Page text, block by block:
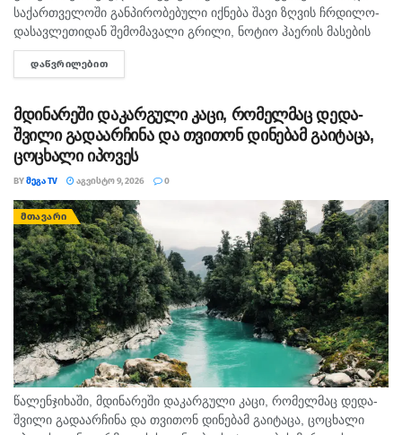
საქართველოში განპირობებული იქნება შავი ზღვის ჩრდილო-
დასავლეთიდან შემომავალი გრილი, ნოტიო ჰაერის მასების
და სამხრეთიდან გავრცელებული ცხელი ჰაერის მასების
ურთიერთქმედებით. საქართველოში მოსალოდნელია:
ᲓᲐᲬᲕᲠᲘᲚᲔᲑᲘᲗ
მდინარეში დაკარგული კაცი, რომელმაც დედა-
შვილი გადაარჩინა და თვითონ დინებამ გაიტაცა,
ცოცხალი იპოვეს
BYᲛᲔᲒᲐ TV ᲐᲒᲕᲘᲡᲢᲝ 9, 2026 0
ᲛᲗᲐᲕᲐᲠᲘ
წალენჯიხაში, მდინარეში დაკარგული კაცი, რომელმაც დედა-
შვილი გადაარჩინა და თვითონ დინებამ გაიტაცა, ცოცხალი